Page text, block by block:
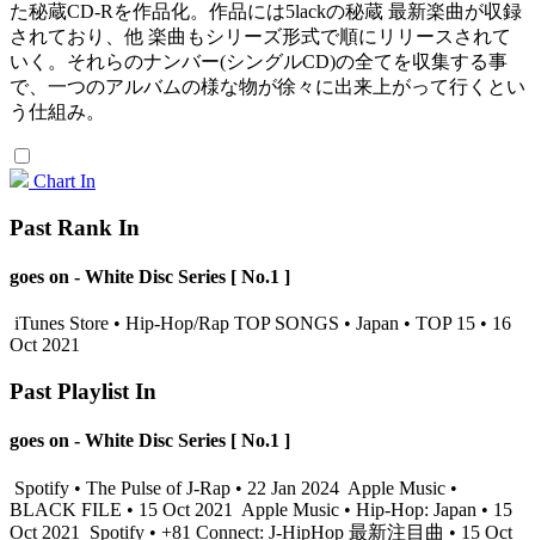
た秘蔵CD-Rを作品化。作品には5lackの秘蔵 最新楽曲が収録
されており、他 楽曲もシリーズ形式で順にリリースされて
いく。それらのナンバー(シングルCD)の全てを収集する事
で、一つのアルバムの様な物が徐々に出来上がって行くとい
う仕組み。
Chart In
Past Rank In
goes on - White Disc Series [ No.1 ]
iTunes Store • Hip-Hop/Rap TOP SONGS • Japan • TOP 15 • 16
Oct 2021
Past Playlist In
goes on - White Disc Series [ No.1 ]
Spotify • The Pulse of J-Rap • 22 Jan 2024 Apple Music •
BLACK FILE • 15 Oct 2021
Apple Music • Hip-Hop: Japan • 15
Oct 2021
Spotify • +81 Connect: J-HipHop 最新注目曲 • 15 Oct